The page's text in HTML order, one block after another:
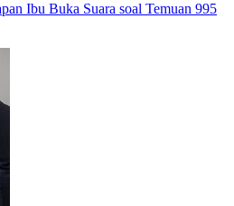
Ibu Buka Suara soal Temuan 995